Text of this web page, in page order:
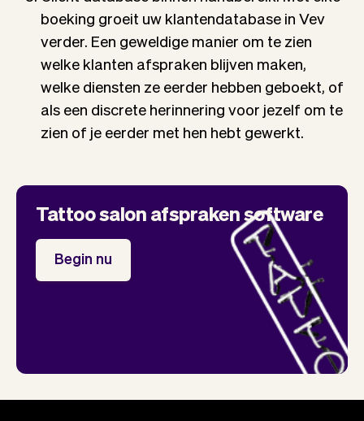
boeking groeit uw klantendatabase in Vev
verder. Een geweldige manier om te zien
welke klanten afspraken blijven maken,
welke diensten ze eerder hebben geboekt, of
als een discrete herinnering voor jezelf om te
zien of je eerder met hen hebt gewerkt.
Tattoo salon afspraken software
Begin nu